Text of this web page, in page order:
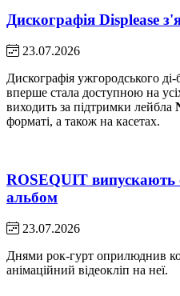
Дискографія Displease
23.07.2026
Дискографія ужгородського ді-
вперше стала доступною на
виходить за підтримки лейбла
форматі, а також на касетах.
ROSEQUIT випускають
альбом
23.07.2026
Днями рок-гурт оприлюднив
анімаційний відеокліп на неї.